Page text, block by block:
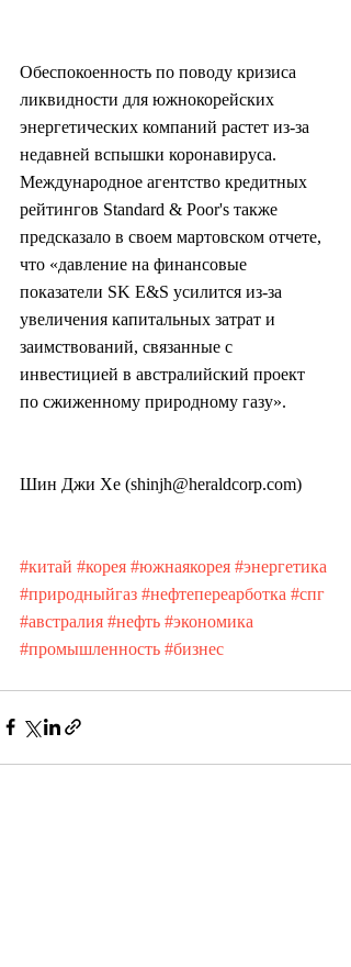
Обеспокоенность по поводу кризиса
ликвидности для южнокорейских
энергетических компаний растет из-за
недавней вспышки коронавируса.
Международное агентство кредитных
рейтингов Standard & Poor's также
предсказало в своем мартовском отчете,
что «давление на финансовые
показатели SK E&S усилится из-за
увеличения капитальных затрат и
заимствований, связанные с
инвестицией в австралийский проект
по сжиженному природному газу».
Шин Джи Хе (shinjh@heraldcorp.com)
#китай #корея #южнаякорея #энергетика
#природныйгаз #нефтепереарботка #спг
#австралия #нефть #экономика
#промышленность #бизнес